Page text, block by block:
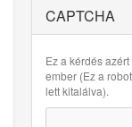
CAPTCHA
Ez a kérdés
ember (Ez a
lett kitalálva).